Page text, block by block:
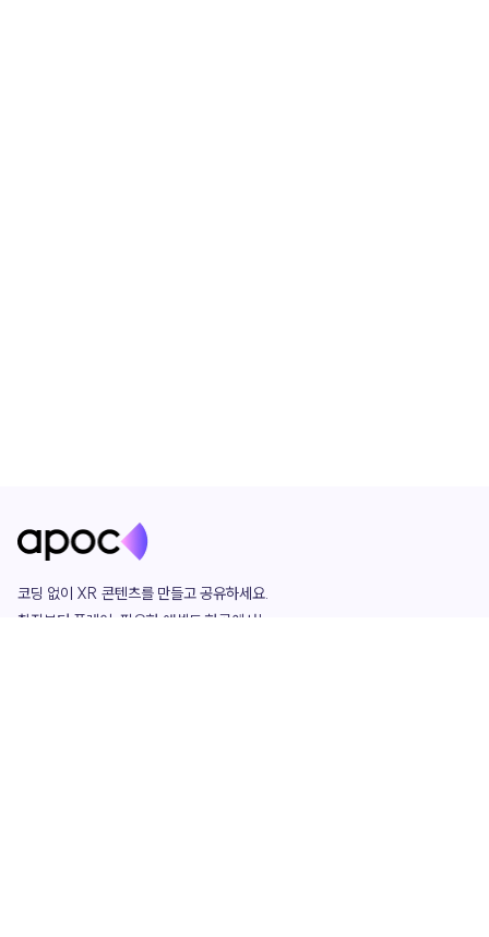
코딩 없이 XR 콘텐츠를 만들고 공유하세요.
창작부터 플레이, 필요한 애셋도 한곳에서!